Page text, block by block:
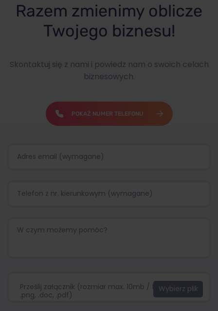
Razem zmienimy oblicze
Twojego biznesu!
Skontaktuj się z nami i powiedz nam o swoich celach
biznesowych.
POKAŻ NUMER TELEFONU
Prześlij załącznik (rozmiar max. 10mb / format:.jpg,
.png, .doc, .pdf)